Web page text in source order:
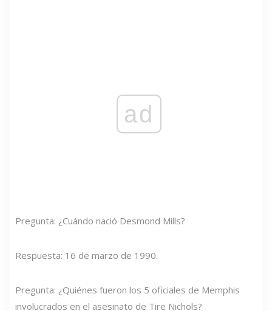
ad
Pregunta: ¿Cuándo nació Desmond Mills?
Respuesta: 16 de marzo de 1990.
Pregunta: ¿Quiénes fueron los 5 oficiales de Memphis
involucrados en el asesinato de Tire Nichols?